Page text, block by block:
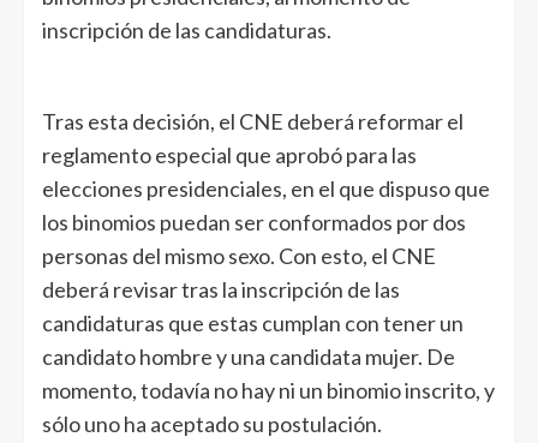
inscripción de las candidaturas.
Tras esta decisión, el CNE deberá reformar el
reglamento especial que aprobó para las
elecciones presidenciales, en el que dispuso que
los binomios puedan ser conformados por dos
personas del mismo sexo. Con esto, el CNE
deberá revisar tras la inscripción de las
candidaturas que estas cumplan con tener un
candidato hombre y una candidata mujer. De
momento, todavía no hay ni un binomio inscrito, y
sólo uno ha aceptado su postulación.